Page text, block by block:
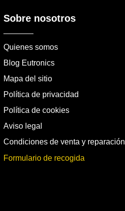
Sobre nosotros
Quienes somos
Blog Eutronics
Mapa del sitio
Política de privacidad
Política de cookies
Aviso legal
Condiciones de venta y reparación
Formulario de recogida